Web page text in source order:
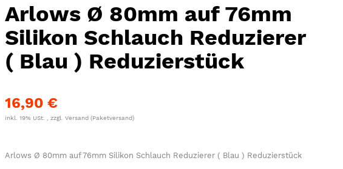
Arlows Ø 80mm auf 76mm
Silikon Schlauch Reduzierer
( Blau ) Reduzierstück
16,90 €
inkl. 19% USt. , zzgl.Versand(Paketversand)
Arlows Ø 80mm auf 76mm Silikon Schlauch Reduzierer ( Blau ) Reduzierstück